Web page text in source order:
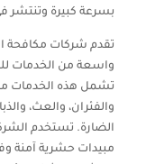
بسرعة كبيرة وتنتشر
تقدم شركات مكافحة
واسعة من الخدمات
تشمل هذه الخدمات
والفئران، والعث،
الضارة. تستخدم
مبيدات حشرية آمنة